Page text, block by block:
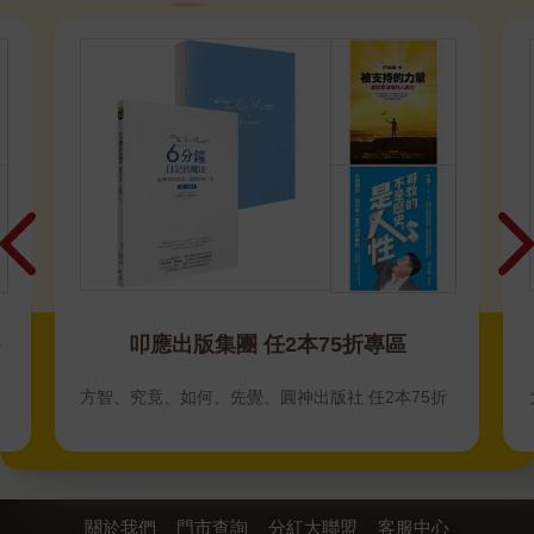
2025年度之書
大家2025年讀過最感動的書都在這！
關於我們 門市查詢 分紅大聯盟 客服中心